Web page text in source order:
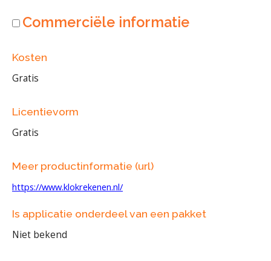
Commerciële informatie
Kosten
Gratis
Licentievorm
Gratis
Meer productinformatie (url)
https://www.klokrekenen.nl/
Is applicatie onderdeel van een pakket
Niet bekend